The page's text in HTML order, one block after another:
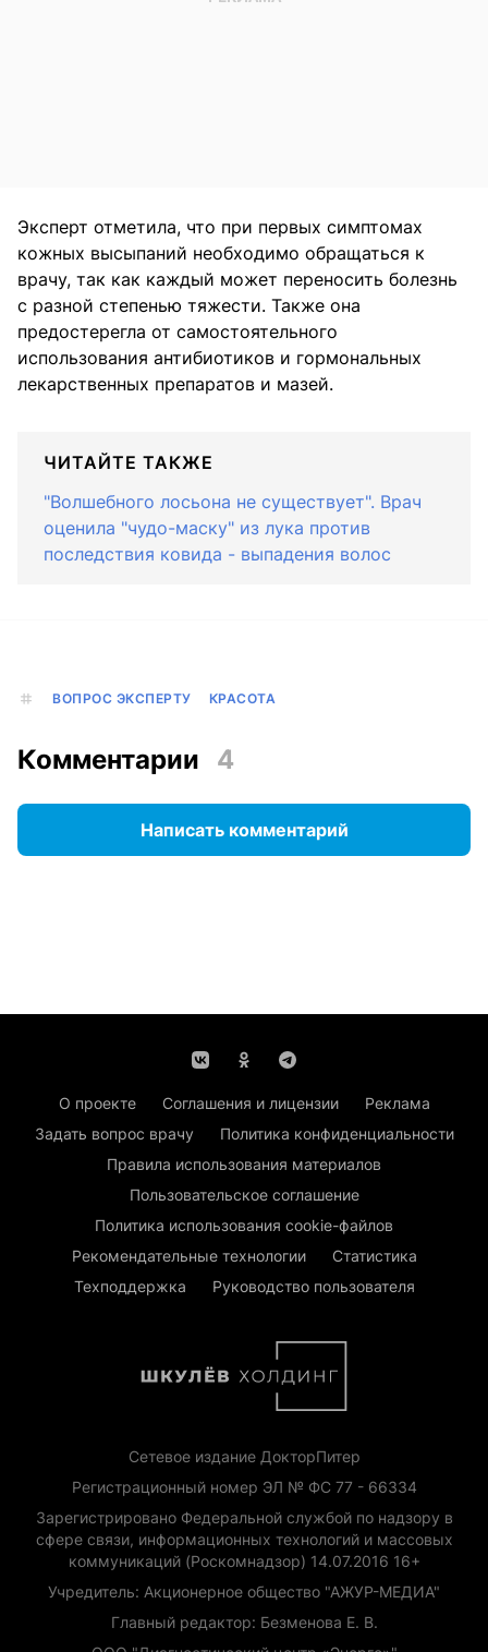
Эксперт отметила, что при первых симптомах
кожных высыпаний необходимо обращаться к
врачу, так как каждый может переносить болезнь
с разной степенью тяжести. Также она
предостерегла от самостоятельного
использования антибиотиков и гормональных
лекарственных препаратов и мазей.
ЧИТАЙТЕ ТАКЖЕ
"Волшебного лосьона не существует". Врач
оценила "чудо-маску" из лука против
последствия ковида - выпадения волос
ВОПРОС ЭКСПЕРТУ КРАСОТА
Комментарии 4
Написать комментарий
О проекте Соглашения и лицензии
Реклама
Задать вопрос врачу
Политика конфиденциальности
Правила использования материалов
Пользовательское соглашение
Политика использования cookie-файлов
Рекомендательные технологии
Статистика
Техподдержка
Руководство пользователя
Сетевое издание ДокторПитер
Регистрационный номер ЭЛ № ФС 77 - 66334
Зарегистрировано Федеральной службой по надзору в
сфере связи, информационных технологий и массовых
коммуникаций (Роскомнадзор) 14.07.2016 16+
Учредитель: Акционерное общество "АЖУР-МЕДИА"
Главный редактор: Безменова Е. В.